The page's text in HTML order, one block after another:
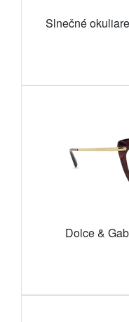
Slnečné
Dolce &